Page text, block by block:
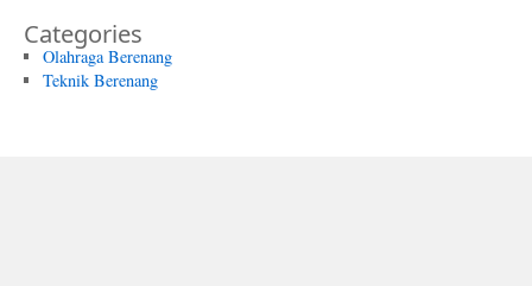
Categories
Olahraga Berenang
Teknik Berenang